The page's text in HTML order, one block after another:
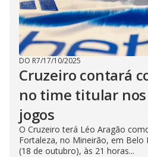
DO R7/17/10/2025
Cruzeiro contará
no time titular
jogos
O Cruzeiro terá Léo Aragão
Fortaleza, no Mineirão, em Belo
(18 de outubro), às 21 horas...